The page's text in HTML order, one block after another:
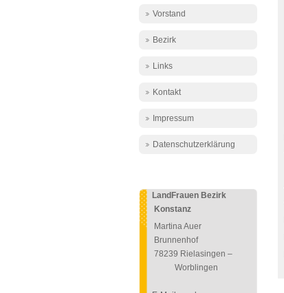
Vorstand
Bezirk
Links
Kontakt
Impressum
Datenschutzerklärung
LandFrauen Bezirk
Konstanz
Martina Auer
Brunnenhof
78239 Rielasingen –
Worblingen